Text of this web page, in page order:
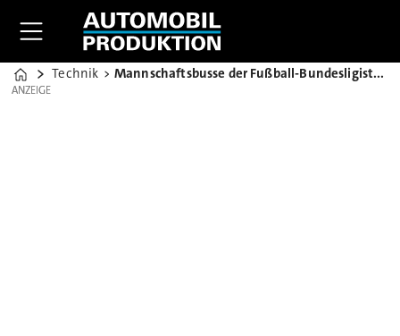
Home
Technik Mannschaftsbusse der Fußball-Bundesligisten: So fahren die Stars
ANZEIGE
ANZEIGE